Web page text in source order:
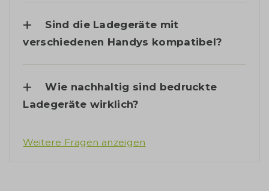
Sind die Ladegeräte mit
verschiedenen Handys kompatibel?
Wie nachhaltig sind bedruckte
Ladegeräte wirklich?
Weitere Fragen anzeigen